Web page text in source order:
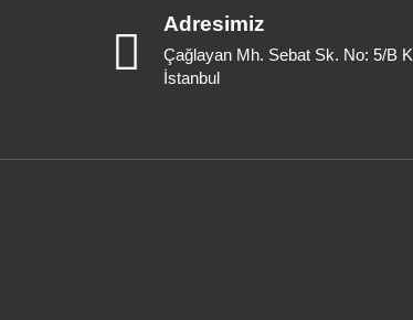
Adresimiz
Çağlayan Mh. Sebat Sk. No: 5/B
İstanbul